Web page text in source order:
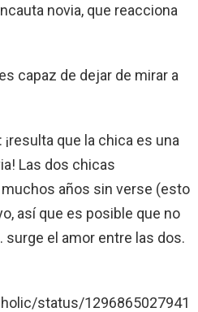
novia, que reacciona
capaz de dejar de mirar a
que la chica es una
Las dos chicas
años sin verse (esto
así que es posible que no
el amor entre las dos.
status/1296865027941